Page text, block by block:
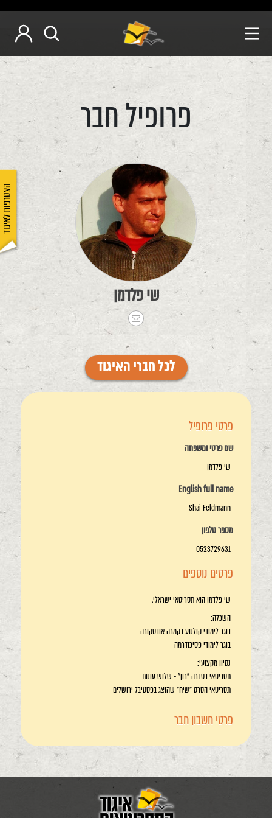
הצטרפות לאיגוד
פרופיל חבר
שי פלדמן
לכל חברי האיגוד
פרטי פרופיל
שם פרטי ומשפחה
שי פלדמן
English full name
Shai Feldmann
מספר טלפון
0523729631
פרטים נוספים
שי פלדמן הוא תסריטאי ישראלי.
השכלה:
בוגר לימודי קולנוע בקמרה אובסקורה
בוגר לימודי פסיכודרמה
נסיון מקצועי:
תסריטאי בסדרה "רון" - שלוש עונות
תסריטאי הסרט "שיח" שהוצג בפסטיבל ירושלים
פרטי חשבון חבר